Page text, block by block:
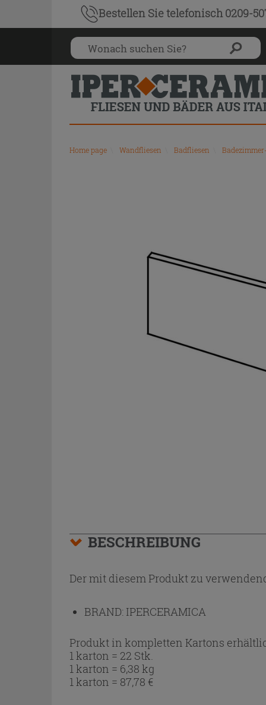
Bestellen Sietelefonisch 0209-
Home page Wandfliesen Badfliesen
BESCHREIBUNG
Der mit diesem Produkt zu
BRAND: IPERCERAMICA
Produkt in kompletten Kartons
1 karton = 22 Stk.
1 karton = 6,38 kg
1 karton = 87,78 €